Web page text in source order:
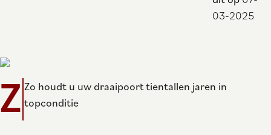
03-2025
Z Zo houdt u uw draaipoort tientallen jaren in
topconditie